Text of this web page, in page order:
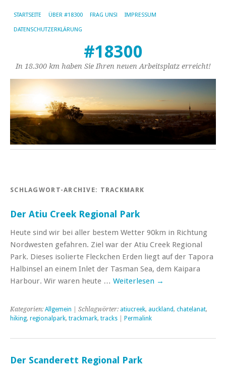
STARTSEITE ÜBER #18300 FRAG UNS! IMPRESSUM
DATENSCHUTZERKLÄRUNG
#18300
In 18.300 km haben Sie Ihren neuen Arbeitsplatz erreicht!
SCHLAGWORT-ARCHIVE: TRACKMARK
Der Atiu Creek Regional Park
Heute sind wir bei aller bestem Wetter 90km in Richtung
Nordwesten gefahren. Ziel war der Atiu Creek Regional
Park. Dieses isolierte Fleckchen Erden liegt auf der Tapora
Halbinsel an einem Inlet der Tasman Sea, dem Kaipara
Harbour. Wir waren heute … Weiterlesen →
Kategorien: Allgemein | Schlagwörter: atiucreek, auckland, chatelanat,
hiking, regionalpark, trackmark, tracks Permalink
Der Scanderett Regional Park